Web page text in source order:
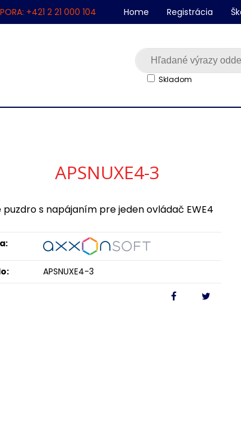
+421 2 21 000 104
Skladom
Home Registrácia
APSNUXE4-3
puzdro s napájaním pre jeden ovládač EWE4
APSNUXE4-3